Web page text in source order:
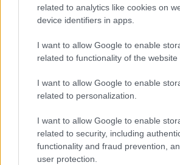
related to analytics like cookies on
device identifiers in apps.
I want to allow Google to enable
related to functionality of the website
I want to allow Google to enable
related to personalization.
I want to allow Google to enable
related to security, including
functionality and fraud prevention,
user protection.
EMBEREK
14 hollywoodi színésznő,